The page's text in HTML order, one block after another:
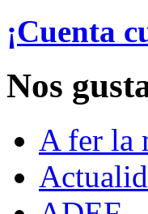
¡Cuenta
Nos
A fer la